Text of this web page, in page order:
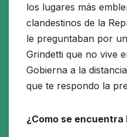
los lugares más
clandestinos de la
le preguntaban por
Grindetti que no vive
Gobierna a la
que te respondo la
¿Como se